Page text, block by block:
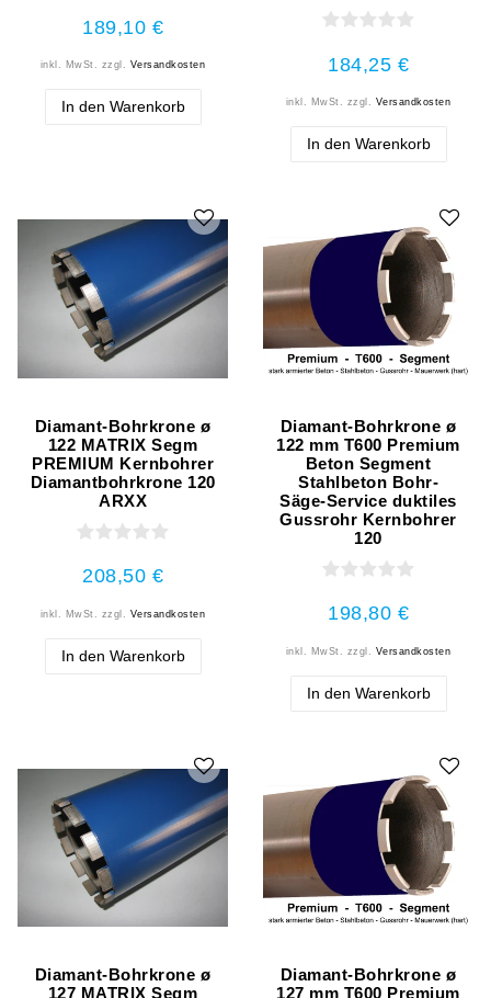
189,10 €
inkl. MwSt. zzgl. Versandkosten
In den Warenkorb
184,25 €
inkl. MwSt. zzgl. Versandkosten
In den Warenkorb
Diamant-Bohrkrone ø
122 MATRIX Segm
PREMIUM Kernbohrer
Diamantbohrkrone 120
ARXX
208,50 €
inkl. MwSt. zzgl. Versandkosten
In den Warenkorb
Diamant-Bohrkrone ø
122 mm T600 Premium
Beton Segment
Stahlbeton Bohr-
Säge-Service duktiles
Gussrohr Kernbohrer
120
198,80 €
inkl. MwSt. zzgl. Versandkosten
In den Warenkorb
Diamant-Bohrkrone ø
127 MATRIX Segm
Diamant-Bohrkrone ø
127 mm T600 Premium